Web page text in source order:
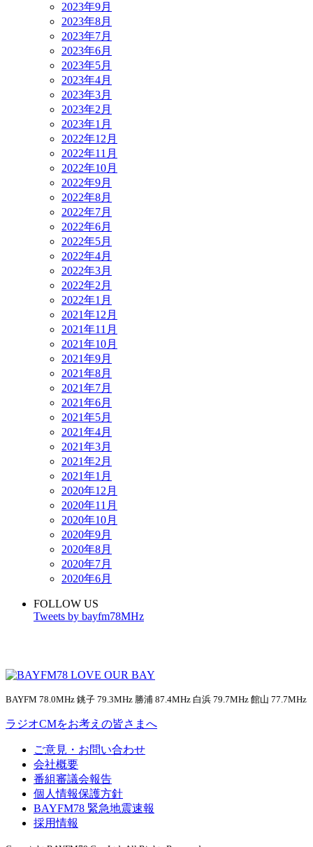
2023年9月
2023年8月
2023年7月
2023年6月
2023年5月
2023年4月
2023年3月
2023年2月
2023年1月
2022年12月
2022年11月
2022年10月
2022年9月
2022年8月
2022年7月
2022年6月
2022年5月
2022年4月
2022年3月
2022年2月
2022年1月
2021年12月
2021年11月
2021年10月
2021年9月
2021年8月
2021年7月
2021年6月
2021年5月
2021年4月
2021年3月
2021年2月
2021年1月
2020年12月
2020年11月
2020年10月
2020年9月
2020年8月
2020年7月
2020年6月
FOLLOW US
Tweets by bayfm78MHz
BAYFM 78.0MHz 銚子 79.3MHz 勝浦 87.4MHz 白浜 79.7MHz 館山 77.7MHz
ラジオCMをお考えの皆さまへ
ご意見・お問い合わせ
会社概要
番組審議会報告
個人情報保護方針
BAYFM78 緊急地震速報
採用情報